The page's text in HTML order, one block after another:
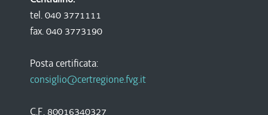
tel. 040 3771111
fax. 040 3773190
Posta certificata:
consiglio@certregione.fvg.it
C.F. 80016340327